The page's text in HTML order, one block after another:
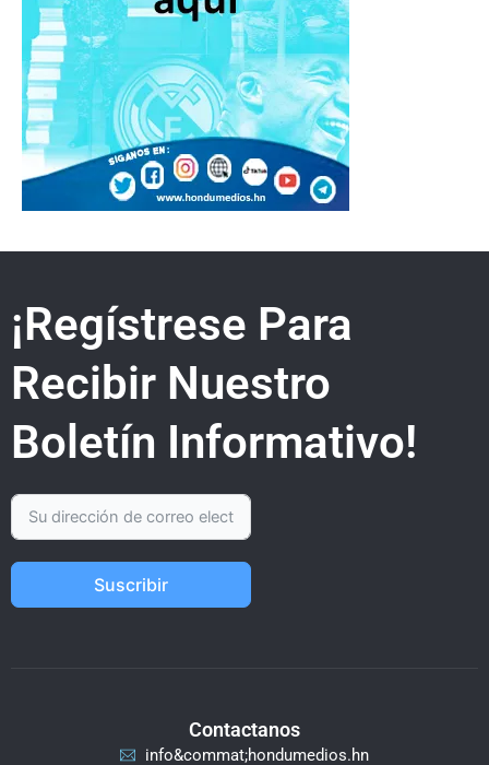
¡Regístrese Para
Recibir Nuestro
Boletín Informativo!
Suscribir
Contactanos
info&commat;hondumedios.hn